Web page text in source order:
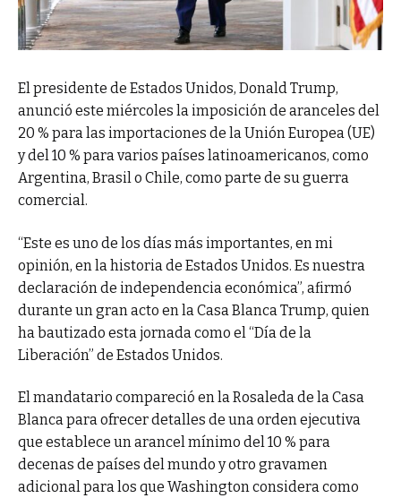
El presidente de Estados Unidos, Donald Trump,
anunció este miércoles la imposición de aranceles del
20 % para las importaciones de la Unión Europea (UE)
y del 10 % para varios países latinoamericanos, como
Argentina, Brasil o Chile, como parte de su guerra
comercial.
“Este es uno de los días más importantes, en mi
opinión, en la historia de Estados Unidos. Es nuestra
declaración de independencia económica”, afirmó
durante un gran acto en la Casa Blanca Trump, quien
ha bautizado esta jornada como el “Día de la
Liberación” de Estados Unidos.
El mandatario compareció en la Rosaleda de la Casa
Blanca para ofrecer detalles de una orden ejecutiva
que establece un arancel mínimo del 10 % para
decenas de países del mundo y otro gravamen
adicional para los que Washington considera como